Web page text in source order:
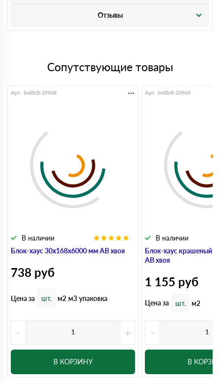
Отзывы
Сопутствующие товары
Блок-хаус 30x168x6000 мм АВ хвоя
В наличии
Арт. ImiBrB-29968
738 руб
Цена за шт. м2 м3 упаковка
- +
В КОРЗИНУ
Блок-хаус крашеный
АВ хвоя
В наличии
Арт. ImiBrB-29969
1 155 руб
Цена за шт. м2
-
В